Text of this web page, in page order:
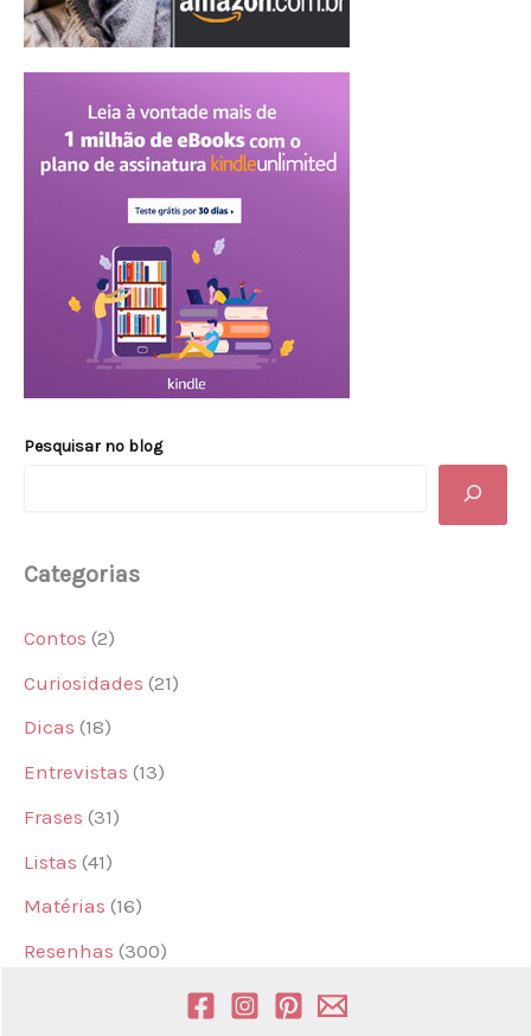
Pesquisar no blog
Categorias
Contos (2)
Curiosidades (21)
Dicas (18)
Entrevistas (13)
Frases (31)
Listas (41)
Matérias (16)
Resenhas (300)